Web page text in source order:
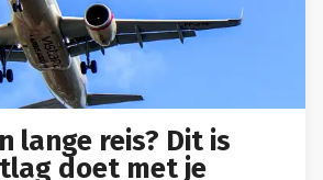
lange reis? Dit is
doet met je